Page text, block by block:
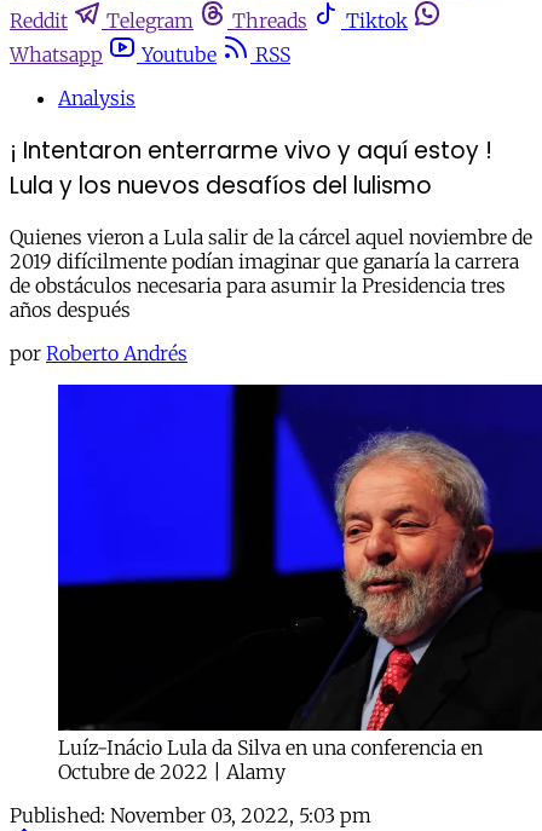
Reddit
Telegram Threads
Tiktok
Whatsapp
Youtube
RSS
Analysis
¡ Intentaron enterrarme vivo y aquí estoy !
Lula y los nuevos desafíos del lulismo
Quienes vieron a Lula salir de la cárcel aquel noviembre de
2019 difícilmente podían imaginar que ganaría la carrera
de obstáculos necesaria para asumir la Presidencia tres
años después
por Roberto Andrés
Luíz-Inácio Lula da Silva en una conferencia en
Octubre de 2022 | Alamy
Published: November 03, 2022, 5:03 pm